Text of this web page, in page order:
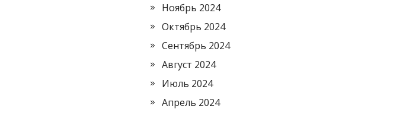
Ноябрь 2024
Октябрь 2024
Сентябрь 2024
Август 2024
Июль 2024
Апрель 2024